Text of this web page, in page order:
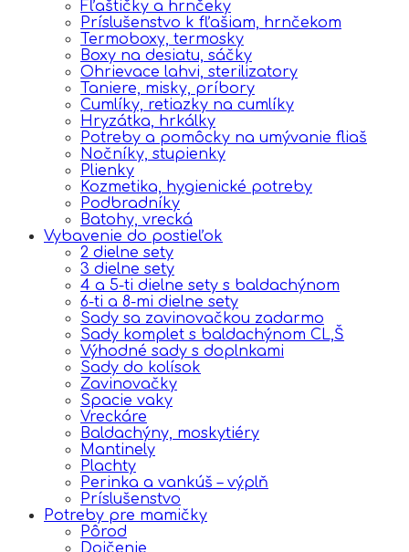
Fľaštičky a hrnčeky
Príslušenstvo k fľašiam, hrnčekom
Termoboxy, termosky
Boxy na desiatu, sáčky
Ohrievace lahvi, sterilizatory
Taniere, misky, príbory
Cumlíky, retiazky na cumlíky
Hryzátka, hrkálky
Potreby a pomôcky na umývanie fliaš
Nočníky, stupienky
Plienky
Kozmetika, hygienické potreby
Podbradníky
Batohy, vrecká
Vybavenie do postieľok
2 dielne sety
3 dielne sety
4 a 5-ti dielne sety s baldachýnom
6-ti a 8-mi dielne sety
Sady sa zavinovačkou zadarmo
Sady komplet s baldachýnom CL,Š
Výhodné sady s doplnkami
Sady do kolísok
Zavinovačky
Spacie vaky
Vreckáre
Baldachýny, moskytiéry
Mantinely
Plachty
Perinka a vankúš – výplň
Príslušenstvo
Potreby pre mamičky
Pôrod
Dojčenie